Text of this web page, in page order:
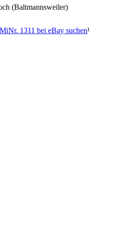
(Baltmannsweiler)
1311 bei eBay suchen¹